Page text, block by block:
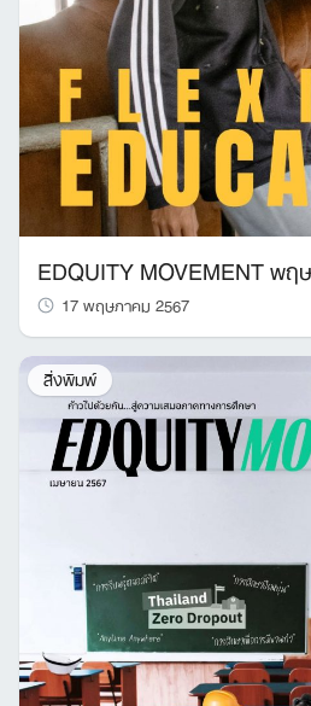
Search
EDQUITY MOVEMENT พ
17 พฤษภาคม 2567
สิ่งพิมพ์